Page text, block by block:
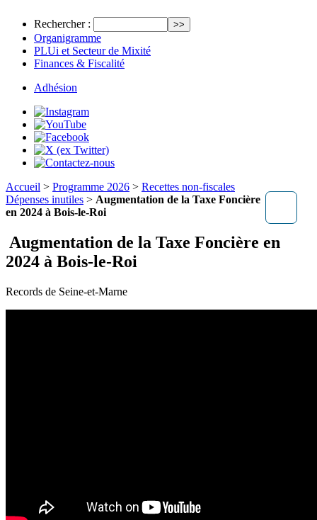
Rechercher :
Organigramme
PLUi et Secteur de Mixité
Finances & Fiscalité
Adhésion
Accueil > Programme 2026 > Recettes non-fiscales
Dépenses inutiles > Augmentation de la Taxe Foncière
en 2024 à Bois-le-Roi
Augmentation de la Taxe Foncière en
2024 à Bois-le-Roi
Records de Seine-et-Marne